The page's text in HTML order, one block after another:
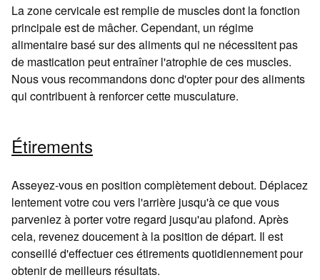
La zone cervicale est remplie de muscles dont la fonction
principale est de mâcher. Cependant, un régime
alimentaire basé sur des aliments qui ne nécessitent pas
de mastication peut entraîner l'atrophie de ces muscles.
Nous vous recommandons donc d'opter pour des aliments
qui contribuent à renforcer cette musculature.
Étirements
Asseyez-vous en position complètement debout. Déplacez
lentement votre cou vers l'arrière jusqu'à ce que vous
parveniez à porter votre regard jusqu'au plafond. Après
cela, revenez doucement à la position de départ. Il est
conseillé d'effectuer ces étirements quotidiennement pour
obtenir de meilleurs résultats.